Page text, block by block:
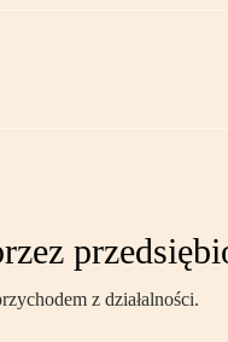
z działalności.